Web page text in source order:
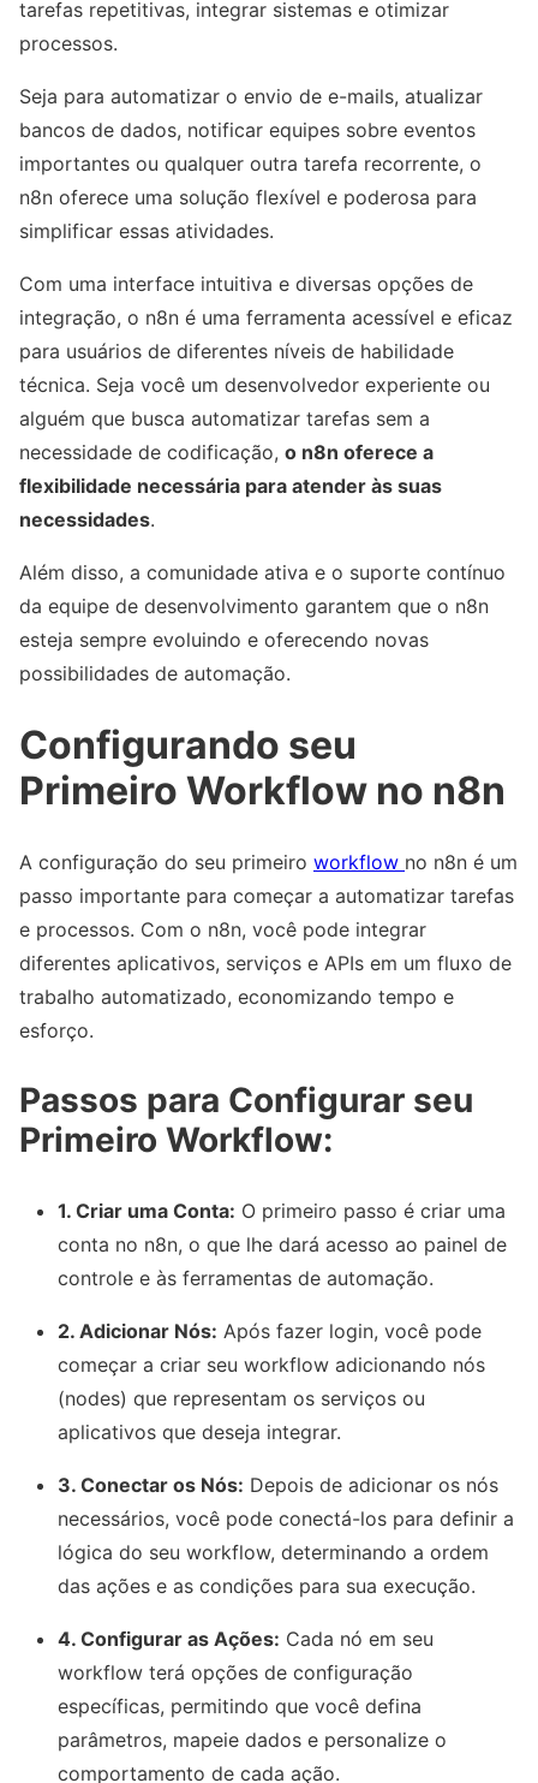
tarefas repetitivas, integrar sistemas e otimizar
processos.
Seja para automatizar o envio de e-mails, atualizar
bancos de dados, notificar equipes sobre eventos
importantes ou qualquer outra tarefa recorrente, o
n8n oferece uma solução flexível e poderosa para
simplificar essas atividades.
Com uma interface intuitiva e diversas opções de
integração, o n8n é uma ferramenta acessível e eficaz
para usuários de diferentes níveis de habilidade
técnica. Seja você um desenvolvedor experiente ou
alguém que busca automatizar tarefas sem a
necessidade de codificação, o n8n oferece a
flexibilidade necessária para atender às suas
necessidades.
Além disso, a comunidade ativa e o suporte contínuo
da equipe de desenvolvimento garantem que o n8n
esteja sempre evoluindo e oferecendo novas
possibilidades de automação.
Configurando seu
Primeiro Workflow no n8n
A configuração do seu primeiro workflow no n8n é um
passo importante para começar a automatizar tarefas
e processos. Com o n8n, você pode integrar
diferentes aplicativos, serviços e APIs em um fluxo de
trabalho automatizado, economizando tempo e
esforço.
Passos para Configurar seu
Primeiro Workflow:
1. Criar uma Conta: O primeiro passo é criar uma
conta no n8n, o que lhe dará acesso ao painel de
controle e às ferramentas de automação.
2. Adicionar Nós: Após fazer login, você pode
começar a criar seu workflow adicionando nós
(nodes) que representam os serviços ou
aplicativos que deseja integrar.
3. Conectar os Nós: Depois de adicionar os nós
necessários, você pode conectá-los para definir a
lógica do seu workflow, determinando a ordem
das ações e as condições para sua execução.
4. Configurar as Ações: Cada nó em seu
workflow terá opções de configuração
específicas, permitindo que você defina
parâmetros, mapeie dados e personalize o
comportamento de cada ação.